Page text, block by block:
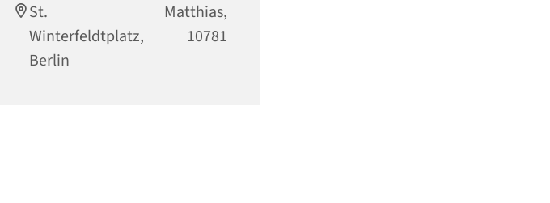
St. Matthias,
Winterfeldtplatz, 10781
Berlin